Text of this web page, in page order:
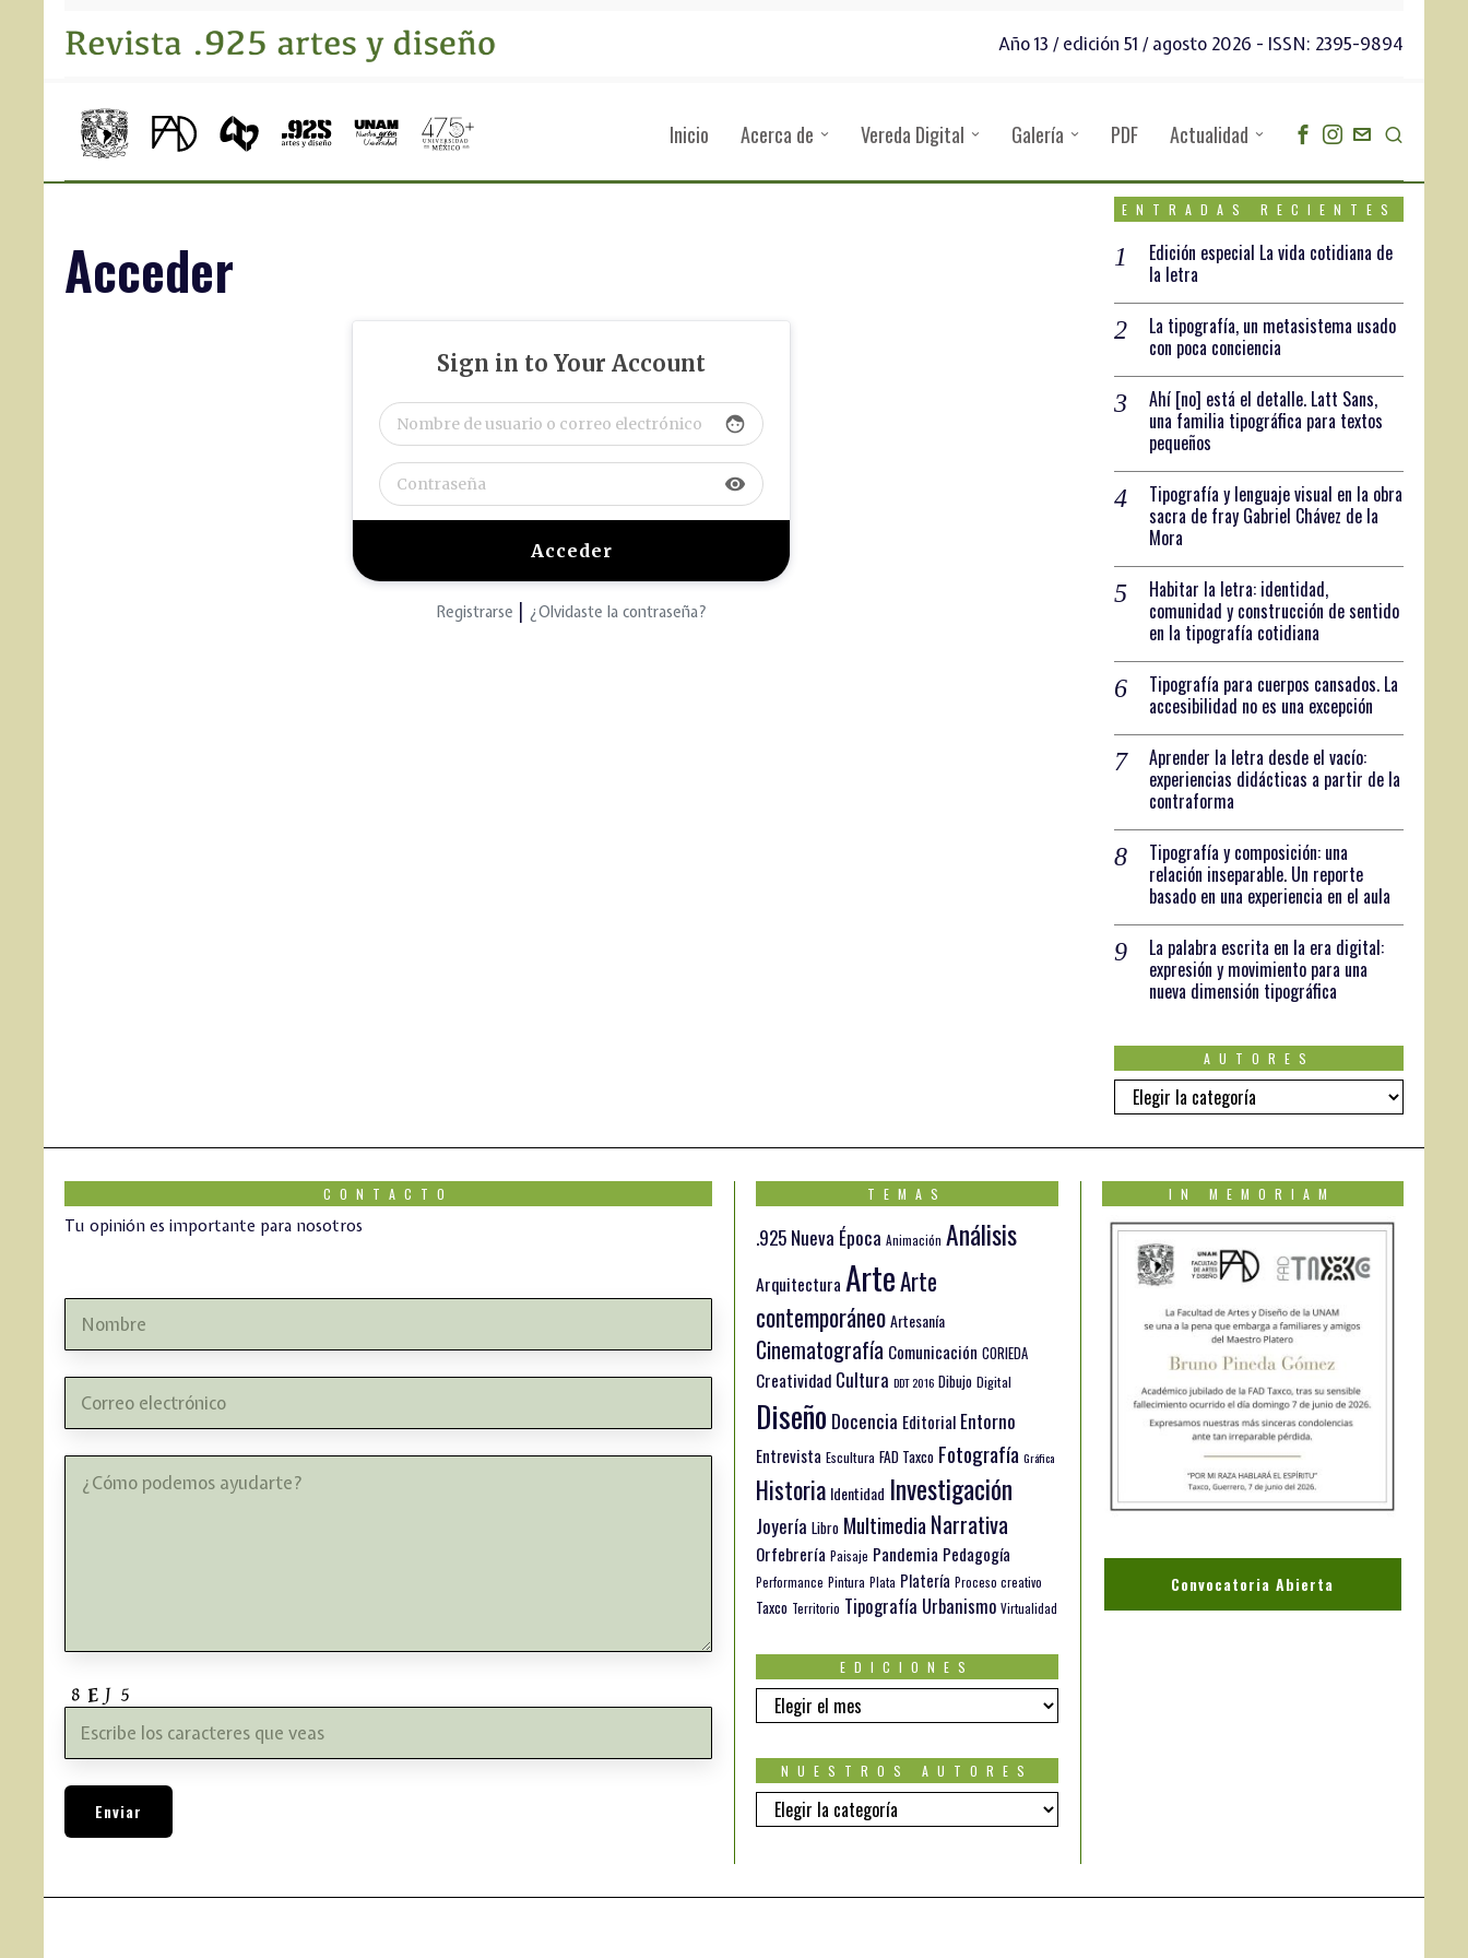
Año 13 / edición 51 / agosto 2026 - ISSN: 2395-9894
Inicio Acerca de Vereda Digital Galería PDF Actualidad
Acceder
Sign in to Your Account
face
visibility
Registrarse ¿Olvidaste la contraseña?
ENTRADAS RECIENTES
Edición especial La vida cotidiana de
la letra
La tipografía, un metasistema usado
con poca conciencia
Ahí [no] está el detalle. Latt Sans,
una familia tipográfica para textos
pequeños
Tipografía y lenguaje visual en la obra
sacra de fray Gabriel Chávez de la
Mora
Habitar la letra: identidad,
comunidad y construcción de sentido
en la tipografía cotidiana
Tipografía para cuerpos cansados. La
accesibilidad no es una excepción
Aprender la letra desde el vacío:
experiencias didácticas a partir de la
contraforma
Tipografía y composición: una
relación inseparable. Un reporte
basado en una experiencia en el aula
La palabra escrita en la era digital:
expresión y movimiento para una
nueva dimensión tipográfica
AUTORES
AUTORES
CONTACTO
Tu opinión es importante para nosotros
TEMAS
.925 Nueva Época Animación Análisis
Arquitectura ArteArte
contemporáneoArtesanía
Cinematografía Comunicación CORIEDA
Creatividad Cultura DDT 2016 Dibujo Digital
Diseño Docencia Editorial Entorno
Entrevista Escultura FAD Taxco Fotografía Gráfica
Historia Identidad Investigación
Joyería Libro Multimedia Narrativa
Orfebrería Paisaje Pandemia Pedagogía
Performance Pintura Plata Platería Proceso creativo
Taxco Territorio Tipografía Urbanismo Virtualidad
EDICIONES
EDICIONES
NUESTROS AUTORES
Nuestros
autores
IN MEMORIAM
Convocatoria Abierta